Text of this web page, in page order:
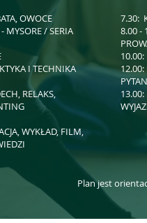
OWOCE
MYSORE / SERIA
I TECHNIKA
RELAKS,
WYKŁAD, FILM,
7.30:
8.00 -
12.00:
Plan jest